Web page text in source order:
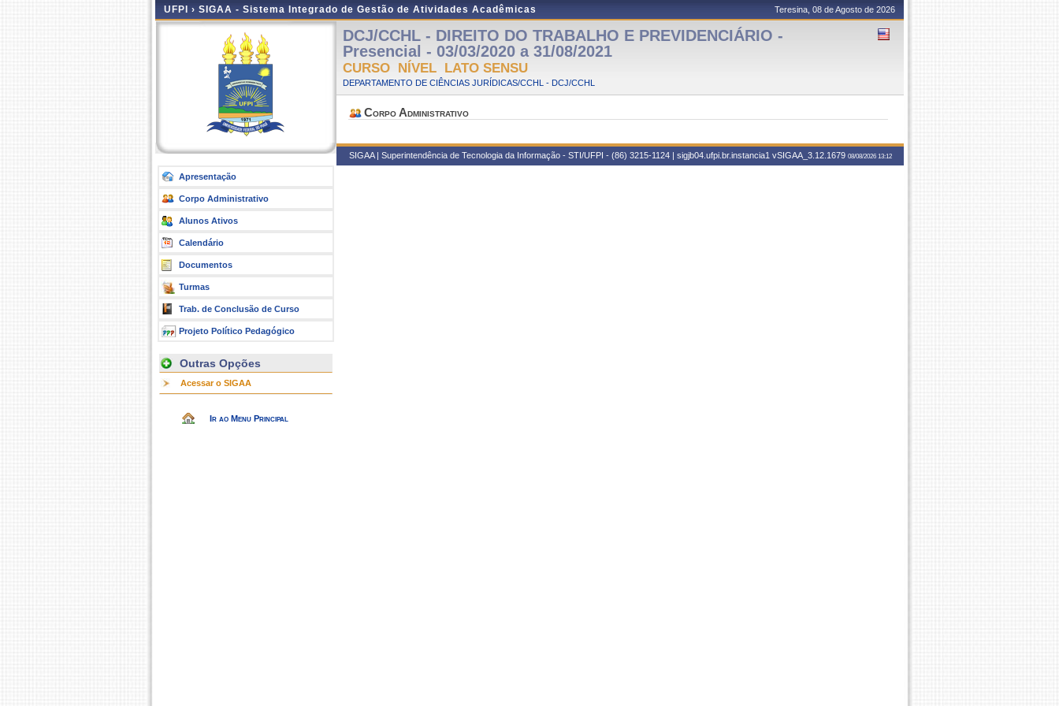
UFPI › SIGAA - Sistema Integrado de Gestão de Atividades Acadêmicas Teresina, 08 de Agosto de 2026
Apresentação
Corpo Administrativo
Alunos Ativos
Calendário
Documentos
Turmas
Trab. de Conclusão de Curso
Projeto Político Pedagógico
Outras Opções
Acessar o SIGAA
Ir ao Menu Principal
DCJ/CCHL - DIREITO DO TRABALHO E PREVIDENCIÁRIO -
Presencial - 03/03/2020 a 31/08/2021
CURSO NÍVEL LATO SENSU
DEPARTAMENTO DE CIÊNCIAS JURÍDICAS/CCHL - DCJ/CCHL
Corpo Administrativo
SIGAA | Superintendência de Tecnologia da Informação - STI/UFPI - (86) 3215-1124 | sigjb04.ufpi.br.instancia1 vSIGAA_3.12.1679 08/08/2026 13:12